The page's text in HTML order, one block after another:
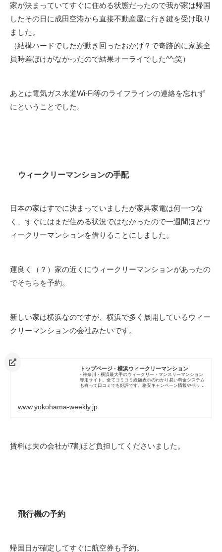
家が決まっていてすぐに住める状態だったので我が家は帰国
したその日に成田空港から直接不動産屋に行き鍵を受け取り
ました。
（結構ハードでしたが動き回ったおかげ？で奇跡的に家族全
員時差ぼけがなかったので結果オーライでした^^;笑）
あとは電気ガス水道Wi-Fi等のライフラインの連絡を忘れず
にということでした。
ウィークリーマンションの手配
日本の家はすでに決まっていましたが家具家電は何一つな
く、すぐにはまだ住める状況ではなかったので一週間ほどウ
ィークリーマンションを借りることにしました。
運良く（？）家の近くにウィークリーマンションがあったの
でそちらを予約。
新しい家は横浜なのですが、横浜で多く展開しているウィー
クリーマンションの会社みたいです。
トップページ - 横浜ウィークリーマンション
- 神奈川・横浜最大手のウィークリー・マンスリーマンション
専用サイト。全てコミコミ総額表示のわかり易い料金システム
も有って口コミでも好評です。格安キャンペーン情報やペット
www.yokohama-weekly.jp
賃料は夫の会社が7割ほど負担してくださいました。
飛行機の予約
帰国日が確定してすぐに航空券も予約。